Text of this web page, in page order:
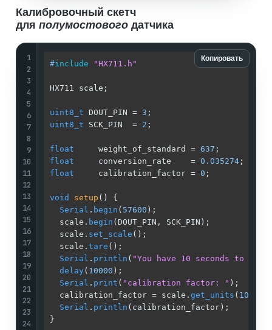
Калибровочный скетч
для полумостового датчика
Копировать
1
2
3
4
5
6
7
8
9
10
11
12
13
14
15
16
17
18
19
20
21
22
23
24
#include "HX711.h"
uint8_t DOUT_PIN = 3
uint8_t SCK_PIN  = 2
float
     weight_of_standard =
637
float
     conversion_rate    =
0.035274
float
     calibration_factor =
0
void setup ()
{
Serial . begin ( 57600
  scale.
begin
  scale.
set_scale
  scale.
tare
Serial . println ( "You have 10 seconds to set
delay( 10000
Serial . print ( "calibration factor: "
  calibration_factor = scale.
get_units ( 10
Serial . println
}